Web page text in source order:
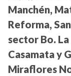
Manchén,
Reforma,
sector Bo. La
Casamata y
Miraflores